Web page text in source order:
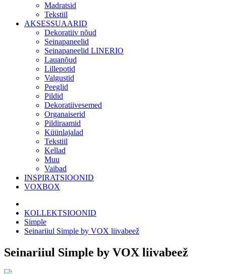
Madratsid
Tekstiil
AKSESSUAARID
Dekoratiiv nõud
Seinapaneelid
Seinapaneelid LINERIO
Lauanõud
Lillepotid
Valgustid
Peeglid
Pildid
Dekoratiivesemed
Organaiserid
Pildiraamid
Küünlajalad
Tekstiil
Kellad
Muu
Vaibad
INSPIRATSIOONID
VOXBOX
KOLLEKTSIOONID
Simple
Seinariiul Simple by VOX liivabeež
Seinariiul Simple by VOX liivabeež